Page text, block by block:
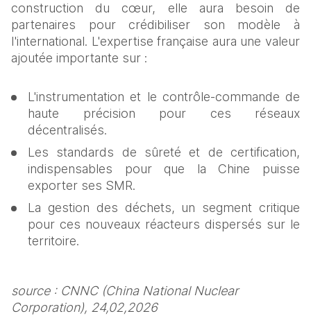
construction du cœur, elle aura besoin de
partenaires pour crédibiliser son modèle à
l'international. L'expertise française aura une valeur
ajoutée importante sur :
L'instrumentation et le contrôle-commande de
haute précision pour ces réseaux
décentralisés.
Les standards de sûreté et de certification,
indispensables pour que la Chine puisse
exporter ses SMR.
La gestion des déchets, un segment critique
pour ces nouveaux réacteurs dispersés sur le
territoire.
source : CNNC (China National Nuclear
Corporation), 24,02,2026